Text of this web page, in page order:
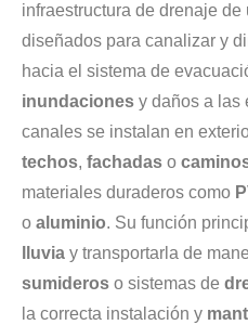
infraestructura de drenaje
diseñados para canalizar y
hacia el sistema de
inundaciones y daños a las
canales se instalan en
techos, fachadas o
materiales duraderos como
o aluminio. Su función
lluvia y transportarla de
sumideros o sistemas de
la correcta instalación y